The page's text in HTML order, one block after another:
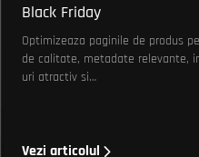
Black Friday
Optimizeaza paginile de produs
de calitate, metadate relevante,
uri atractiv si…
Vezi articolul